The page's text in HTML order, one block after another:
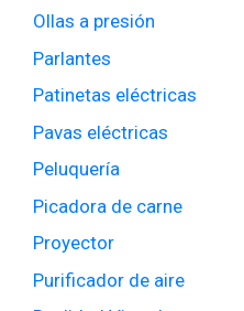
Ollas a presión
Parlantes
Patinetas eléctricas
Pavas eléctricas
Peluquería
Picadora de carne
Proyector
Purificador de aire